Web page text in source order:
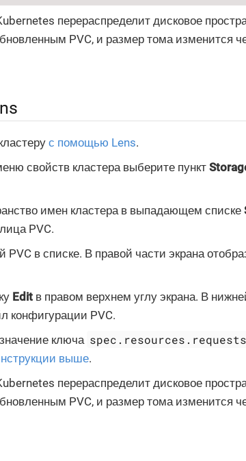
перераспределит дисковое
PVC, и размер тома изменится
с помощью Lens.
свойств кластера выберите пункт
имен кластера в выпадающем списке
PVC.
в списке. В правой части экрана
Edit в правом верхнем углу экрана. В
конфигурации PVC.
ключа
выше.
перераспределит дисковое
PVC, и размер тома изменится